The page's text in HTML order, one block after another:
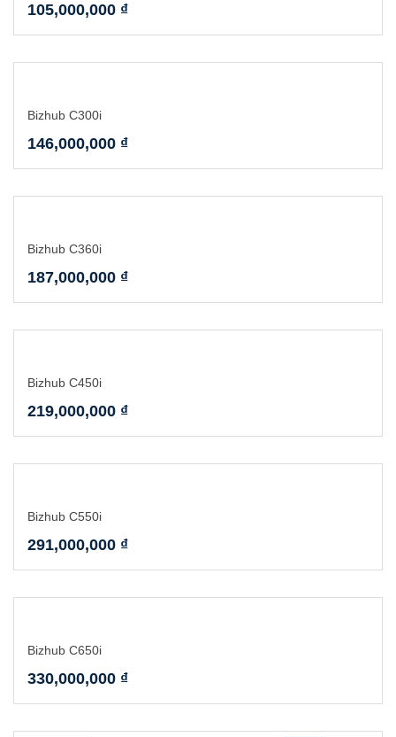
105,000,000 ₫
Bizhub C300i
146,000,000 ₫
Bizhub C360i
187,000,000 ₫
Bizhub C450i
219,000,000 ₫
Bizhub C550i
291,000,000 ₫
Bizhub C650i
330,000,000 ₫